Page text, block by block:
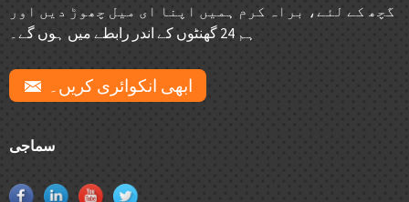
گچھ کے لئے، براہ کرم ہمیں اپنا ای میل چھوڑ دیں اور
ہم 24 گھنٹوں کے اندر رابطے میں ہوں گے۔
ابھی انکوائری کریں۔
سماجی